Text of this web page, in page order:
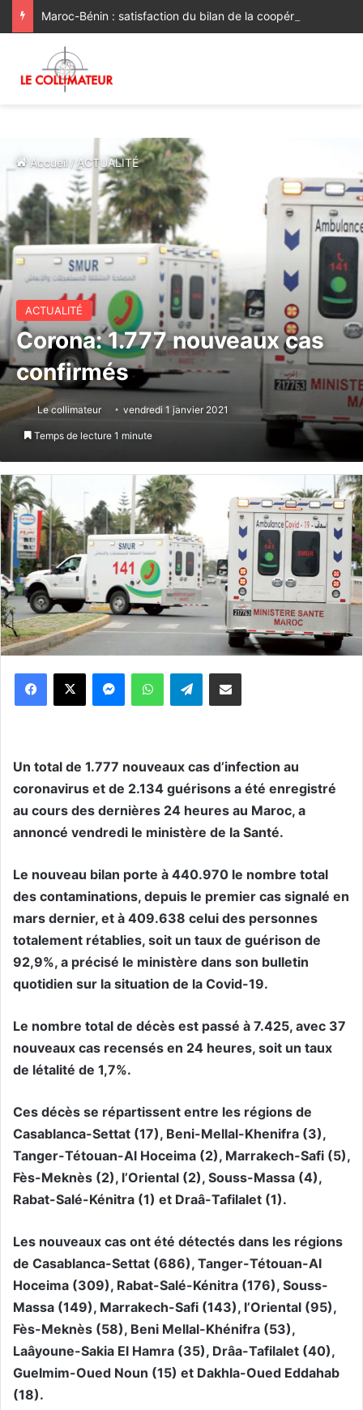
Accueil /ACTUALITÉ
ACTUALITÉ
Corona: 1.777 nouveaux cas
confirmés
Le collimateur vendredi 1 janvier 2021
Temps de lecture 1 minute
WhatsApp Telegram
Un total de 1.777 nouveaux cas d’infection au
coronavirus et de 2.134 guérisons a été enregistré
au cours des dernières 24 heures au Maroc, a
annoncé vendredi le ministère de la Santé.
Le nouveau bilan porte à 440.970 le nombre total
des contaminations, depuis le premier cas signalé en
mars dernier, et à 409.638 celui des personnes
totalement rétablies, soit un taux de guérison de
92,9%, a précisé le ministère dans son bulletin
quotidien sur la situation de la Covid-19.
Le nombre total de décès est passé à 7.425, avec 37
nouveaux cas recensés en 24 heures, soit un taux
de létalité de 1,7%.
Ces décès se répartissent entre les régions de
Casablanca-Settat (17), Beni-Mellal-Khenifra (3),
Tanger-Tétouan-Al Hoceima (2), Marrakech-Safi (5),
Fès-Meknès (2), l’Oriental (2), Souss-Massa (4),
Rabat-Salé-Kénitra (1) et Draâ-Tafilalet (1).
Les nouveaux cas ont été détectés dans les régions
de Casablanca-Settat (686), Tanger-Tétouan-Al
Hoceima (309), Rabat-Salé-Kénitra (176), Souss-
Massa (149), Marrakech-Safi (143), l’Oriental (95),
Fès-Meknès (58), Beni Mellal-Khénifra (53),
Laâyoune-Sakia El Hamra (35), Drâa-Tafilalet (40),
Guelmim-Oued Noun (15) et Dakhla-Oued Eddahab
(18).